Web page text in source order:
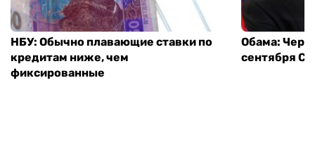
НБУ: Обычно плавающие ставки по
кредитам ниже, чем
фиксированные
Обама:
сентября